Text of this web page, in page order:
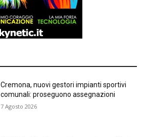
Cremona, nuovi gestori impianti sportivi
comunali: proseguono assegnazioni
7 Agosto 2026